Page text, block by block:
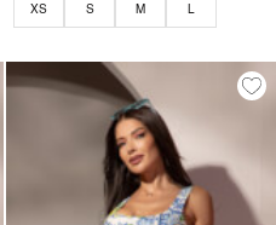
XS S M L